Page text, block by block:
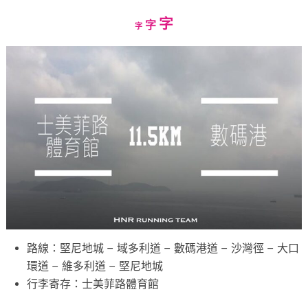
字Decrease
字Reset
字Increase
路線：堅尼地城 – 域多利道 – 數碼港道 – 沙灣徑 – 大口
環道 – 維多利道 – 堅尼地城
行李寄存：士美菲路體育館